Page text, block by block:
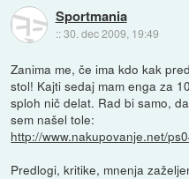
Sportmania
::30. dec 2009, 19:49
Zanima me, če ima kdo kak
stol! Kajti sedaj mam enga za
sploh nič delat. Rad bi samo,
sem našel tole:
http://www.nakupovanje.net/
Predlogi, kritike, mnenja